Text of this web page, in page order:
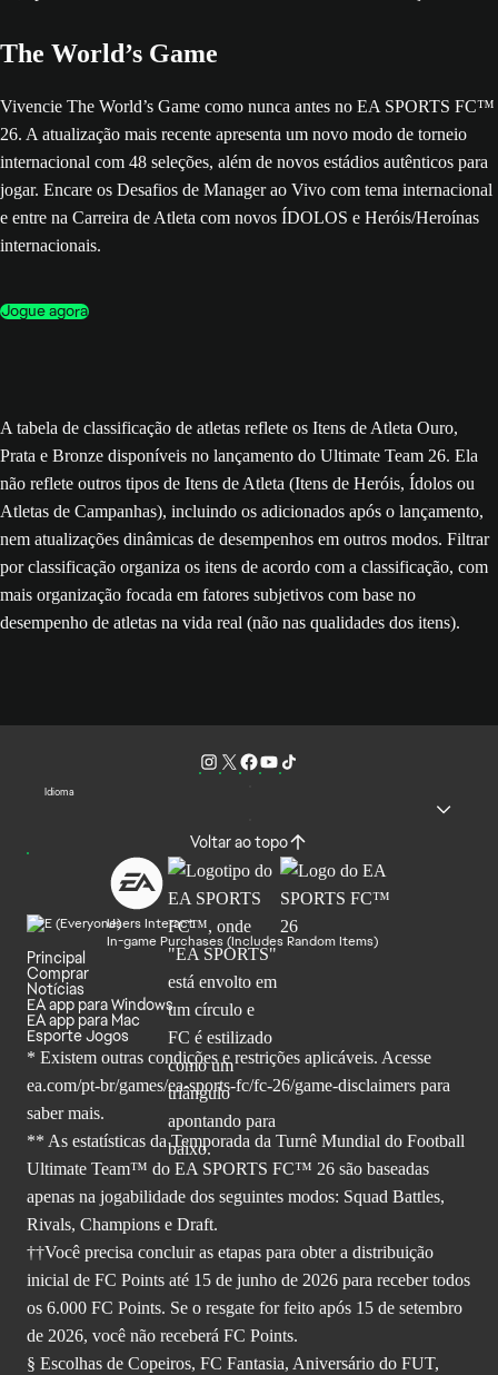
The World’s Game
Vivencie The World’s Game como nunca antes no EA SPORTS FC™
26. A atualização mais recente apresenta um novo modo de torneio
internacional com 48 seleções, além de novos estádios autênticos para
jogar. Encare os Desafios de Manager ao Vivo com tema internacional
e entre na Carreira de Atleta com novos ÍDOLOS e Heróis/Heroínas
internacionais.
Jogue agora
A tabela de classificação de atletas reflete os Itens de Atleta Ouro,
Prata e Bronze disponíveis no lançamento do Ultimate Team 26. Ela
não reflete outros tipos de Itens de Atleta (Itens de Heróis, Ídolos ou
Atletas de Campanhas), incluindo os adicionados após o lançamento,
nem atualizações dinâmicas de desempenhos em outros modos. Filtrar
por classificação organiza os itens de acordo com a classificação, com
mais organização focada em fatores subjetivos com base no
desempenho de atletas na vida real (não nas qualidades dos itens).
Idioma
Voltar ao topo
Users Interact
In-game Purchases (Includes Random Items)
Principal
Comprar
Notícias
EA app para Windows
EA app para Mac
Esporte Jogos
* Existem outras condições e restrições aplicáveis. Acesse
ea.com/pt-br/games/ea-sports-fc/fc-26/game-disclaimers para
saber mais.
** As estatísticas da Temporada da Turnê Mundial do Football
Ultimate Team™ do EA SPORTS FC™ 26 são baseadas
apenas na jogabilidade dos seguintes modos: Squad Battles,
Rivals, Champions e Draft.
††Você precisa concluir as etapas para obter a distribuição
inicial de FC Points até 15 de junho de 2026 para receber todos
os 6.000 FC Points. Se o resgate for feito após 15 de setembro
de 2026, você não receberá FC Points.
§ Escolhas de Copeiros, FC Fantasia, Aniversário do FUT,